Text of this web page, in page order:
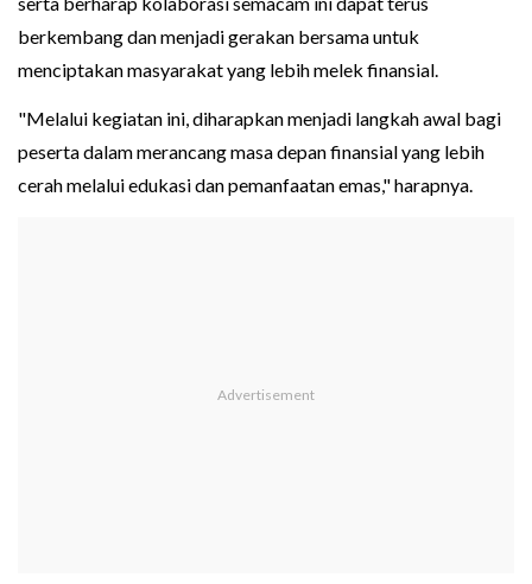
berkembang dan menjadi gerakan bersama untuk
menciptakan masyarakat yang lebih melek finansial.
"Melalui kegiatan ini, diharapkan menjadi langkah awal bagi
peserta dalam merancang masa depan finansial yang lebih
cerah melalui edukasi dan pemanfaatan emas," harapnya.